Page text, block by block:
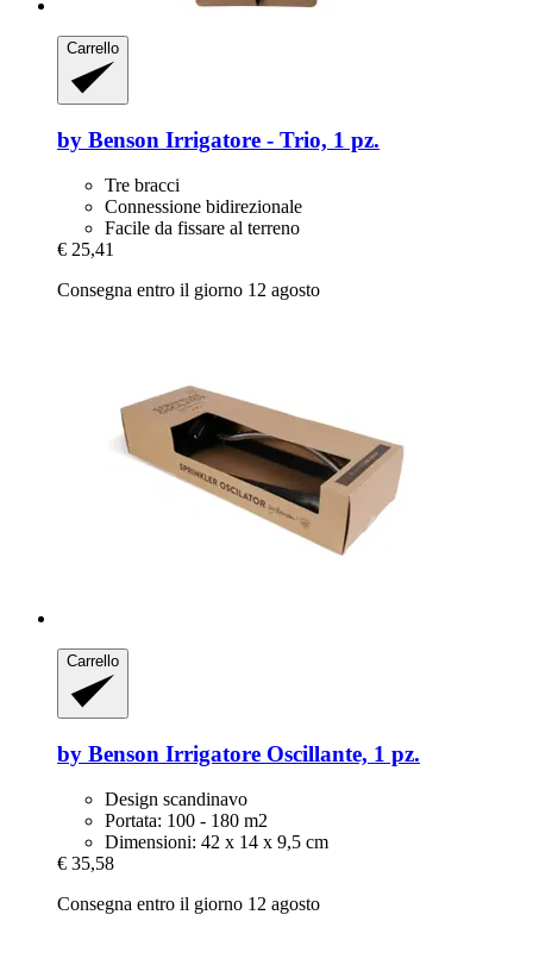
Carrello
by Benson Irrigatore -​ Trio, 1 pz.
Tre bracci
Connessione bidirezionale
Facile da fissare al terreno
€ 25,41
Consegna entro il giorno 12 agosto
Carrello
by Benson Irrigatore Oscillante, 1 pz.
Design scandinavo
Portata: 100 - 180 m2
Dimensioni: 42 x 14 x 9,5 cm
€ 35,58
Consegna entro il giorno 12 agosto